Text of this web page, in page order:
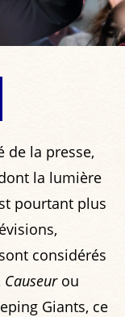
de la presse,
la lumière
pourtant plus
considérés
Causeurou
Giants, ce